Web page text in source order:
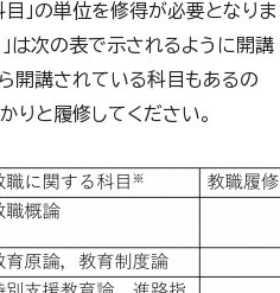
目」の単位を修得が必要となりま
」は次の表で示されるように開講
開講されている科目もあるの
りと履修してください。